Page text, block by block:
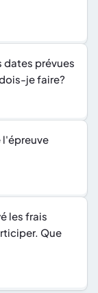
dates prévues
je faire?
l'épreuve
les frais
Que